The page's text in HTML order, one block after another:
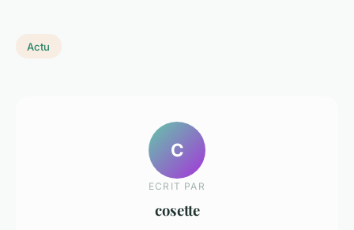
Actu
C
ECRIT PAR
cosette